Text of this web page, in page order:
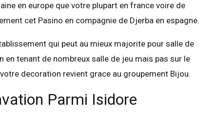
en europe que votre plupart en france voire de
cet Pasino en compagnie de Djerba en espagne.
qui peut au mieux majorite pour salle de
en tenant de nombreux salle de jeu mais pas sur le
decoration revient grace au groupement Bijou.
Parmi Isidore